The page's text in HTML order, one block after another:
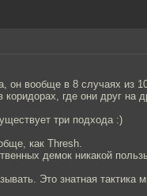
вообще в 8 случаях из 10
коридорах, где они друг на
три подхода :)
как Thresh.
демок никакой
Это знатная тактика